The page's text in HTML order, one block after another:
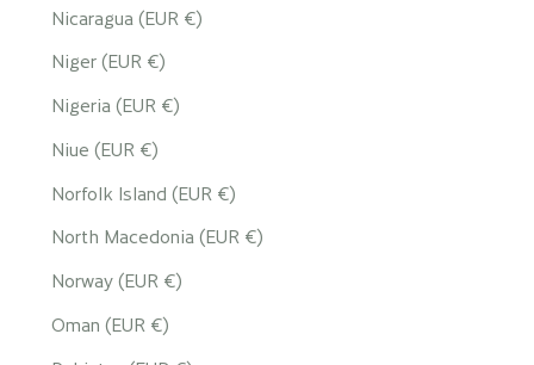
Nicaragua (EUR €)
Niger (EUR €)
Nigeria (EUR €)
Niue (EUR €)
Norfolk Island (EUR €)
North Macedonia (EUR €)
Norway (EUR €)
Oman (EUR €)